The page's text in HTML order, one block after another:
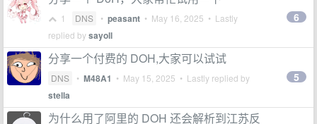
1 DNS • peasant • May 16, 2025 • Lastly
replied bysayoll
6
分享一个付费的 DOH,大家可以试试
DNS • M48A1 • May 15, 2025 • Lastly replied by
stella
5
为什么用了阿里的 DOH 还会解析到江苏反